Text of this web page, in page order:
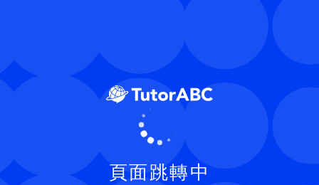
頁面跳轉中